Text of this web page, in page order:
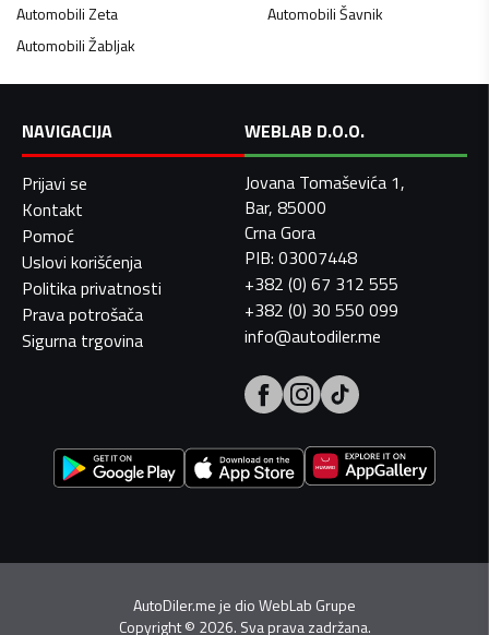
AutomobiliZeta AutomobiliŠavnik
AutomobiliŽabljak
NAVIGACIJA
Prijavi se
Kontakt
Pomoć
Uslovi korišćenja
Politika privatnosti
Prava potrošača
Sigurna trgovina
WEBLAB D.O.O.
Jovana Tomaševića 1,
Bar, 85000
Crna Gora
PIB: 03007448
+382 (0) 67 312 555
+382 (0) 30 550 099
info@autodiler.me
AutoDiler.me je dioWebLab Grupe
Copyright© 2026. Sva prava zadržana.